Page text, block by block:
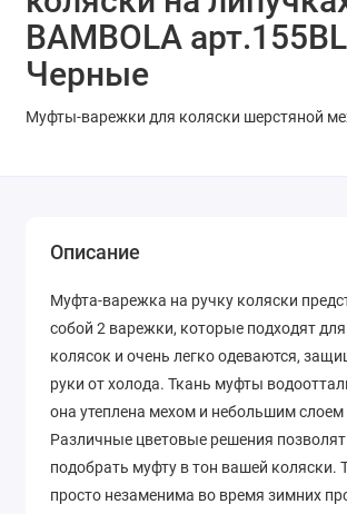
BAMBOLA арт.155BL
Черные
Муфты-варежки для коляски шерстяной
Описание
Муфта-варежка на ручку коляски
собой 2 варежки, которые подходят для
колясок и очень легко одеваются,
руки от холода. Ткань муфты
она утеплена мехом и небольшим слоем
Различные цветовые решения
подобрать муфту в тон вашей коляски.
просто незаменима во время зимних